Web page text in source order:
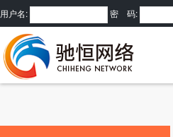
用户名: 密 码: